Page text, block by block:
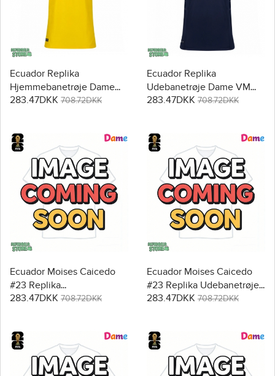
Ecuador Replika
Hjemmebanetrøje Dame
VM 2026 Kortærmet
283.47DKK 708.72DKK
Ecuador Replika
Udebanetrøje Dame VM
2026 Kortærmet
283.47DKK 708.72DKK
Ecuador Moises Caicedo
#23 Replika
Hjemmebanetrøje Dame
283.47DKK 708.72DKK
Ecuador Moises Caicedo
#23 Replika Udebanetrøje
Dame VM 2026 Kortærmet
283.47DKK 708.72DKK